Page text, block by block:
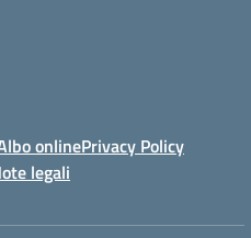
onlinePrivacy Policy
legali